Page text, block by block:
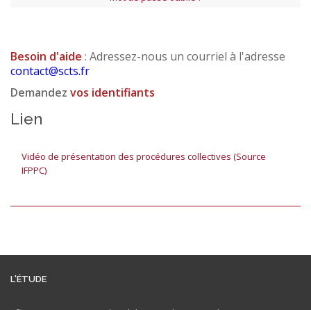
Besoin d'aide : Adressez-nous un courriel à l'adresse
contact@scts.fr
Demandez vos identifiants
Lien
Vidéo de présentation des procédures collectives (Source
IFPPC)
L'ÉTUDE